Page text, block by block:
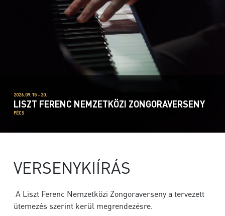
2026.09.15 - 20.
LISZT FERENC NEMZETKÖZI ZONGORAVERSENY
PÉCS
VERSENYKIÍRÁS
A Liszt Ferenc Nemzetközi Zongoraverseny a tervezett
ütemezés szerint kerül megrendezésre.